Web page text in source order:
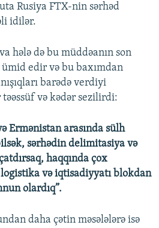
Rusiya FTX-nin sərhəd
idilər.
hələ də bu müddəanın son
ümid edir və bu baxımdan
barədə verdiyi
və kədər sezilirdi:
Ermənistan arasında sülh
sərhədin delimitasiya və
haqqında çox
logistika və iqtisadiyyatı blokdan
olardıq”.
daha çətin məsələlərə isə